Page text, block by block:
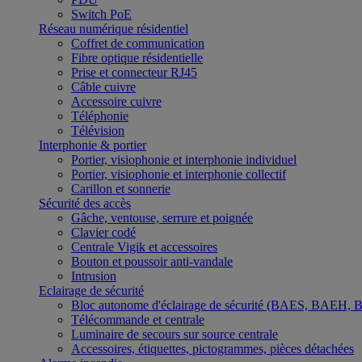
Switch PoE
Réseau numérique résidentiel
Coffret de communication
Fibre optique résidentielle
Prise et connecteur RJ45
Câble cuivre
Accessoire cuivre
Téléphonie
Télévision
Interphonie & portier
Portier, visiophonie et interphonie individuel
Portier, visiophonie et interphonie collectif
Carillon et sonnerie
Sécurité des accès
Gâche, ventouse, serrure et poignée
Clavier codé
Centrale Vigik et accessoires
Bouton et poussoir anti-vandale
Intrusion
Eclairage de sécurité
Bloc autonome d'éclairage de sécurité (BAES,
Télécommande et centrale
Luminaire de secours sur source centrale
Accessoires, étiquettes, pictogrammes, pièces détachées